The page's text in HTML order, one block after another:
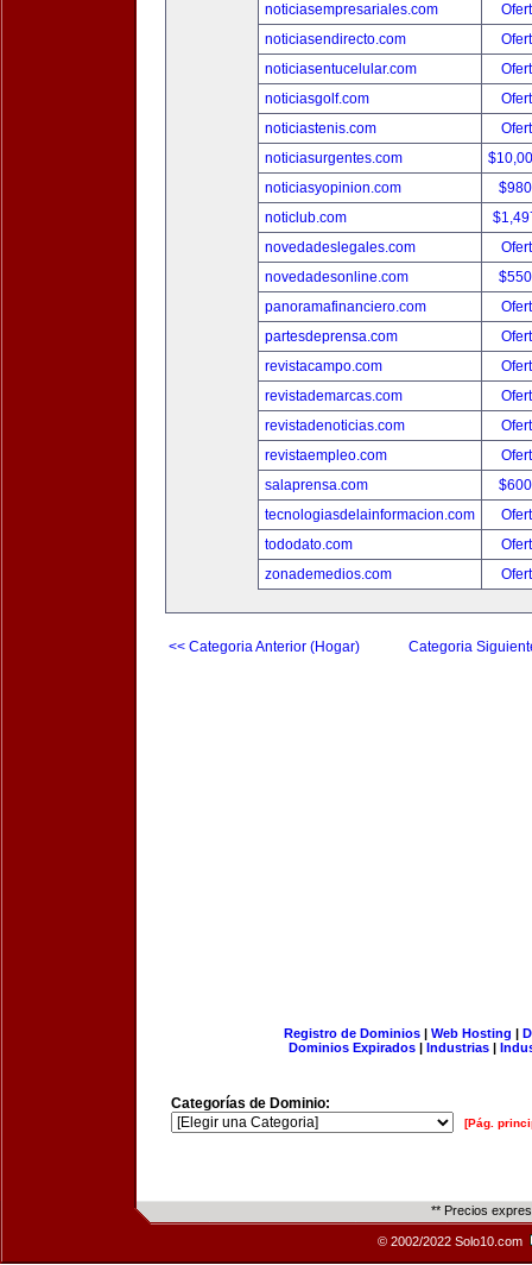
noticiasempresariales.com
noticiasendirecto.com
noticiasentucelular.com
noticiasgolf.com
noticiastenis.com
noticiasurgentes.com
noticiasyopinion.com
noticlub.com
novedadeslegales.com
novedadesonline.com
panoramafinanciero.com
partesdeprensa.com
revistacampo.com
revistademarcas.com
revistadenoticias.com
revistaempleo.com
salaprensa.com
tecnologiasdelainformacion.com
tododato.com
zonademedios.com
<< Categoria Anterior (Hogar) Categoria
Registro de Dominios| Web Hosting |
Dominios Expirados | Industrias |
Categorías de Dominio:
[Pág.
** Precios
© 2002/2022 Solo10.com